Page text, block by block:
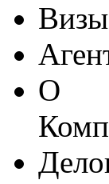
Визы
О